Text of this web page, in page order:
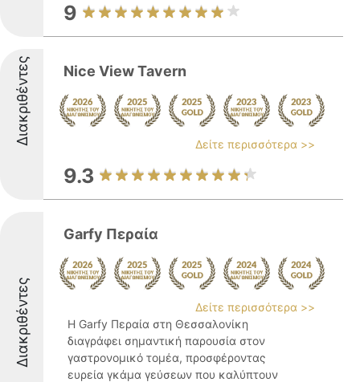
9
Διακριθέντες Nice View Tavern
Δείτε περισσότερα >>
9.3
Διακριθέντες
Garfy Περαία
Δείτε περισσότερα >>
Η Garfy Περαία στη Θεσσαλονίκη
διαγράφει σημαντική παρουσία στον
γαστρονομικό τομέα, προσφέροντας
ευρεία γκάμα γεύσεων που καλύπτουν